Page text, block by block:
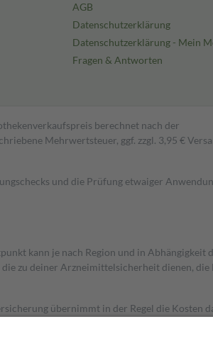
AGB
Datenschutzerklärung
Datenschutzerklärung - Mein
Fragen & Antworten
berechnet nach der
Mehrwertsteuer, ggf. zzgl. 3,95 €
und die Prüfung etwaiger
kann je nach Region und in Abhängigkeit
zu deiner Arzneimittelsicherheit dienen,
übernimmt in der Regel die Kosten
Es sind jedoch nie mehr als die